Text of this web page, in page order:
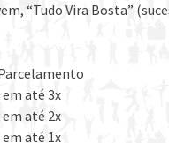
“Tudo Vira Bosta”
até 3x
até 2x
até 1x